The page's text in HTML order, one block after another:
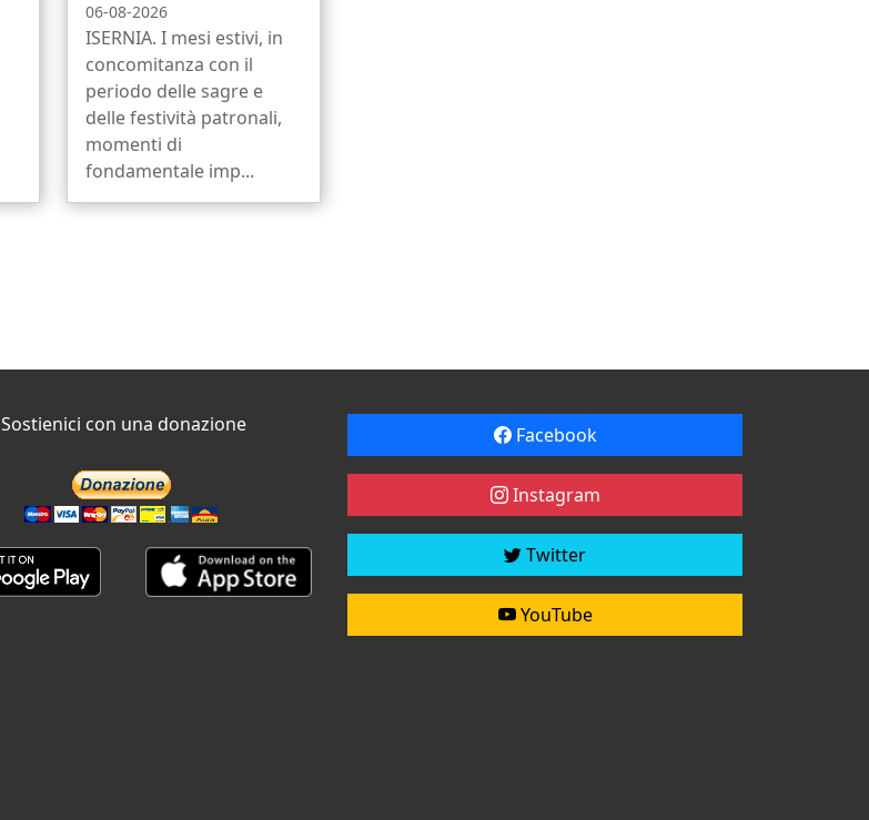
06-08-2026
ISERNIA. I mesi estivi, in
concomitanza con il
periodo delle sagre e
delle festività patronali,
momenti di
fondamentale imp...
Sostienici con una donazione Facebook
Instagram
Twitter
YouTube